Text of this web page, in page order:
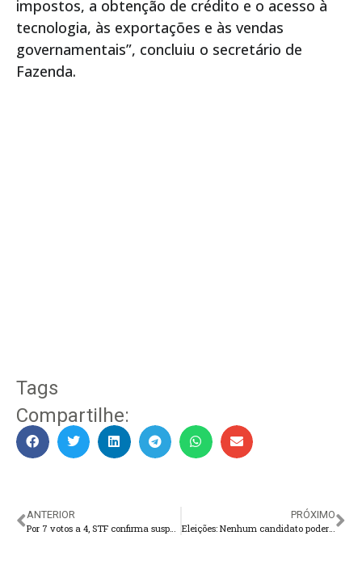
impostos, a obtenção de crédito e o acesso à
tecnologia, às exportações e às vendas
governamentais”, concluiu o secretário de
Fazenda.
Tags
Compartilhe:
ANTERIOR
PRÓXIMO